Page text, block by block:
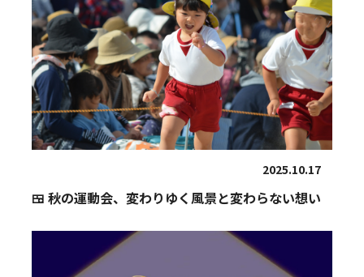
2025.10.17
🍱 秋の運動会、変わりゆく風景と変わらない想い